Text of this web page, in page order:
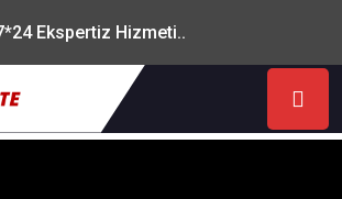
Ekspertiz Hizmeti..